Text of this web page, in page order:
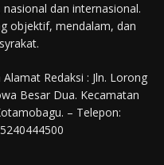
dan internasional.
objektif, mendalam, dan
Redaksi : Jln. Lorong
Besar Dua. Kecamatan
– Telepon: